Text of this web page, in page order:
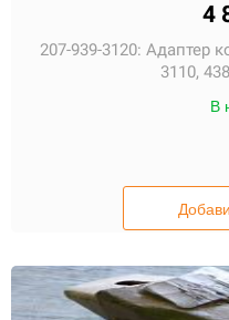
4
207-939-3120: Адаптер
3110,
В